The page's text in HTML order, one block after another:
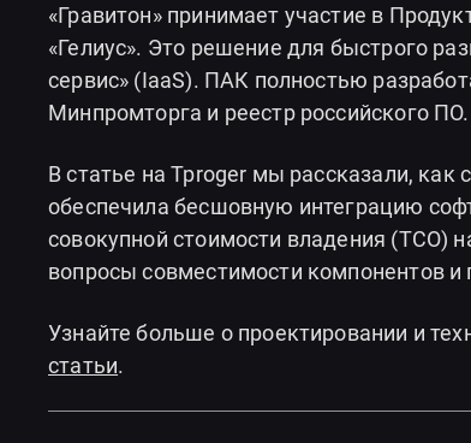
«Гравитон» принимает участие в
«Гелиус». Это решение для быстрого
сервис» (IaaS). ПАК полностью
Минпромторга и реестр российского ПО.
В статье на Tproger мы рассказали, как
обеспечила бесшовную интеграцию
совокупной стоимости владения (TCO)
вопросы совместимости компонентов
Узнайте больше о проектировании и
статьи.